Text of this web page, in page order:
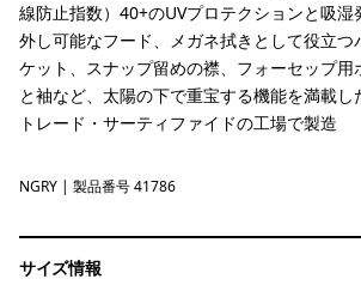
線防止指数）40+のUVプロテクションと吸湿
外し可能なフード、メガネ拭きとして役立つ
ケット、スナップ留めの襟、フォーセップ用
と袖など、太陽の下で重宝する機能を満載し
トレード・サーティファイドの工場で製造
Noble Grey
NGRY | 製品番号 41786
サイズ情報